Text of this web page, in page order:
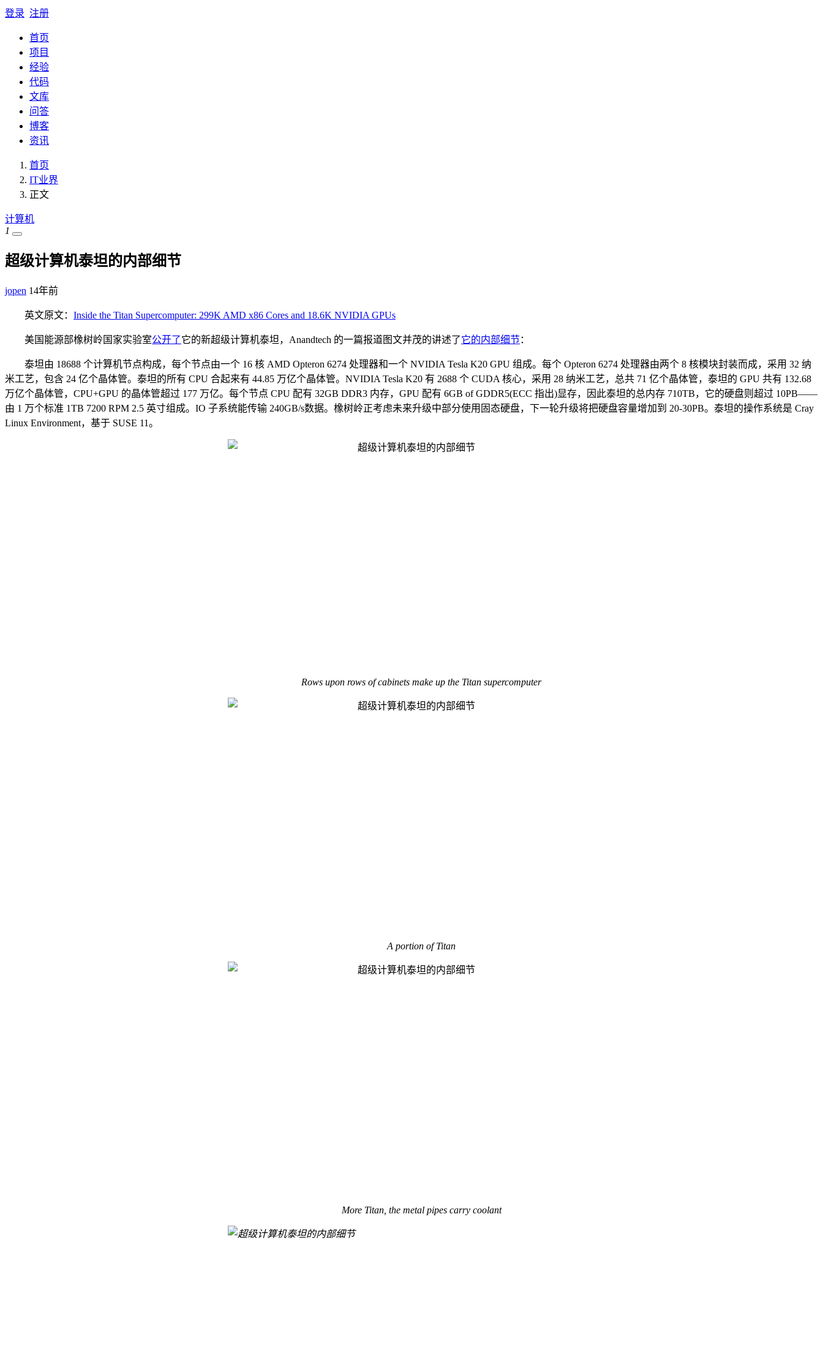
登录 注册
首页
项目
经验
代码
文库
问答
博客
资讯
首页
IT业界
正文
计算机
1
超级计算机泰坦的内部细节
jopen 14年前
英文原文： Inside the Titan Supercomputer: 299K AMD x86 Cores and 18.6K NVIDIA GPUs
美国能源部橡树岭国家实验室公开了它的新超级计算机泰坦，Anandtech 的一篇报道图文并茂的讲述了它的内部细节：
泰坦由 18688 个计算机节点构成，每个节点由一个 16 核 AMD Opteron 6274 处理器和一个 NVIDIA Tesla K20 GPU 组成。每个 Opteron 6274 处理器由两个 8 核模块封装而成，采用 32 纳
米工艺，包含 24 亿个晶体管。泰坦的所有 CPU 合起来有 44.85 万亿个晶体管。NVIDIA Tesla K20 有 2688 个 CUDA 核心，采用 28 纳米工艺，总共 71 亿个晶体管，泰坦的 GPU 共有 132.68
万亿个晶体管，CPU+GPU 的晶体管超过 177 万亿。每个节点 CPU 配有 32GB DDR3 内存，GPU 配有 6GB of GDDR5(ECC 指出)显存，因此泰坦的总内存 710TB，它的硬盘则超过 10PB——
由 1 万个标准 1TB 7200 RPM 2.5 英寸组成。IO 子系统能传输 240GB/s数据。橡树岭正考虑未来升级中部分使用固态硬盘，下一轮升级将把硬盘容量增加到 20-30PB。泰坦的操作系统是 Cray
Linux Environment，基于 SUSE 11。
Rows upon rows of cabinets make up the Titan supercomputer
A portion of Titan
More Titan, the metal pipes carry coolant